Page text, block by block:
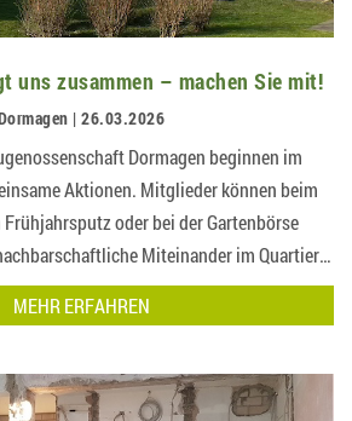
uns zusammen – machen Sie mit!
| 26.03.2026
Dormagen beginnen im
Aktionen. Mitglieder können beim
oder bei der Gartenbörse
Miteinander im Quartier
aktiv mit…
MEHR ERFAHREN